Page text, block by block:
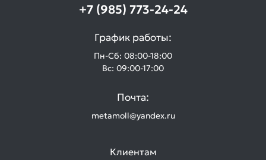
+7 (985) 773-24-24
График работы:
Пн-Сб: 08:00-18:00
Вс: 09:00-17:00
Почта:
metamoll@yandex.ru
Клиентам